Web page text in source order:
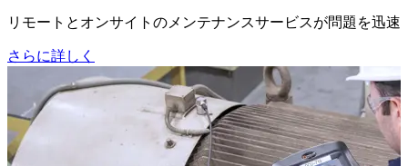
リモートとオンサイトのメンテナンスサービスが問題を迅
さらに詳しく